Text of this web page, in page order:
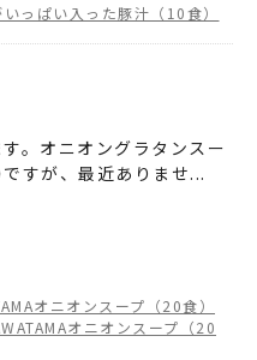
いっぱい入った豚汁（10食）
。オニオングラタンスー
すが、最近ありませ...
オニオンスープ（20食）
オニオンスープ（20